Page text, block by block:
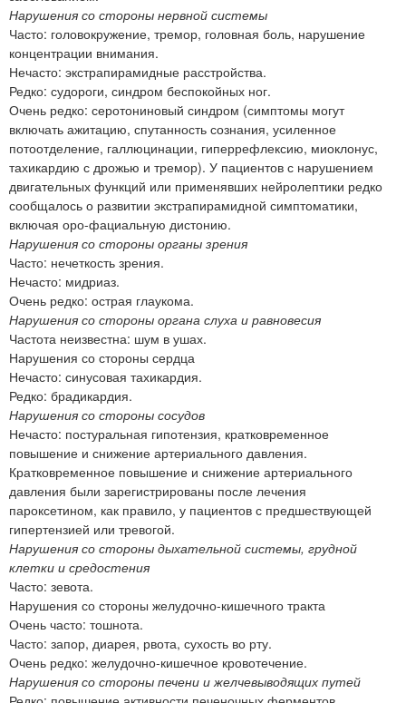
Нарушения со стороны нервной системы
Часто: головокружение, тремор, головная боль, нарушение
концентрации внимания.
Нечасто: экстрапирамидные расстройства.
Редко: судороги, синдром беспокойных ног.
Очень редко: серотониновый синдром (симптомы могут
включать ажитацию, спутанность сознания, усиленное
потоотделение, галлюцинации, гиперрефлексию, миоклонус,
тахикардию с дрожью и тремор). У пациентов с нарушением
двигательных функций или применявших нейролептики редко
сообщалось о развитии экстрапирамидной симптоматики,
включая оро-фациальную дистонию.
Нарушения со стороны органы зрения
Часто: нечеткость зрения.
Нечасто: мидриаз.
Очень редко: острая глаукома.
Нарушения со стороны органа слуха и равновесия
Частота неизвестна: шум в ушах.
Нарушения со стороны сердца
Нечасто: синусовая тахикардия.
Редко: брадикардия.
Нарушения со стороны сосудов
Нечасто: постуральная гипотензия, кратковременное
повышение и снижение артериального давления.
Кратковременное повышение и снижение артериального
давления были зарегистрированы после лечения
пароксетином, как правило, у пациентов с предшествующей
гипертензией или тревогой.
Нарушения со стороны дыхательной системы, грудной
клетки и средостения
Часто: зевота.
Нарушения со стороны желудочно-кишечного тракта
Очень часто: тошнота.
Часто: запор, диарея, рвота, сухость во рту.
Очень редко: желудочно-кишечное кровотечение.
Нарушения со стороны печени и желчевыводящих путей